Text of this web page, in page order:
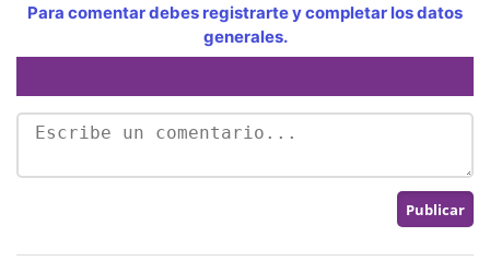
Para comentar debes registrarte y completar los datos
generales.